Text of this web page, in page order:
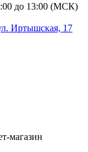
до 13:00 (МСК)
Иртышская, 17
магазин